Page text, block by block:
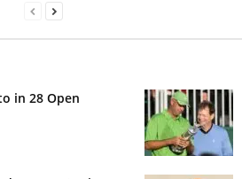
in 28 Open